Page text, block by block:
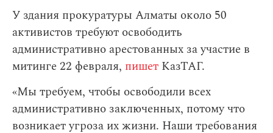
У здания прокуратуры Алматы около 50
активистов требуют освободить
административно арестованных за участие в
митинге 22 февраля, пишет КазТАГ.
«Мы требуем, чтобы освободили всех
административно заключенных, потому что
возникает угроза их жизни. Наши требования